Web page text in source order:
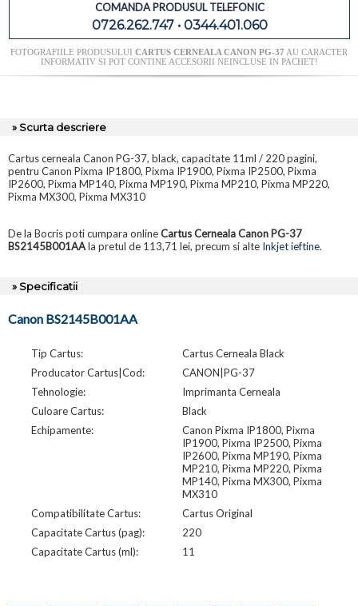
COMANDA PRODUSUL TELEFONIC
0726.262.747 • 0344.401.060
FOTOGRAFIILE PRODUSULUI CARTUS CERNEALA CANON PG-37 AU CARACTER
INFORMATIV SI POT CONTINE ACCESORII NEINCLUSE IN PACHET!
» Scurta descriere
Cartus cerneala Canon PG-37, black, capacitate 11ml / 220 pagini,
pentru Canon Pixma IP1800, Pixma IP1900, Pixma IP2500, Pixma
IP2600, Pixma MP140, Pixma MP190, Pixma MP210, Pixma MP220,
Pixma MX300, Pixma MX310
De la Bocris poti cumpara onlineCartus Cerneala Canon PG-37
BS2145B001AAla pretul de 113,71 lei, precum si alte Inkjet ieftine.
» Specificatii
Canon BS2145B001AA
Tip Cartus:
Cartus Cerneala Black
Producator Cartus|Cod:
CANON|PG-37
Tehnologie:
Imprimanta Cerneala
Culoare Cartus:
Black
Echipamente:
Canon Pixma IP1800, Pixma
IP1900, Pixma IP2500, Pixma
IP2600, Pixma MP190, Pixma
MP210, Pixma MP220, Pixma
MP140, Pixma MX300, Pixma
MX310
Compatibilitate Cartus:
Cartus Original
Capacitate Cartus (pag):
220
Capacitate Cartus (ml):
11